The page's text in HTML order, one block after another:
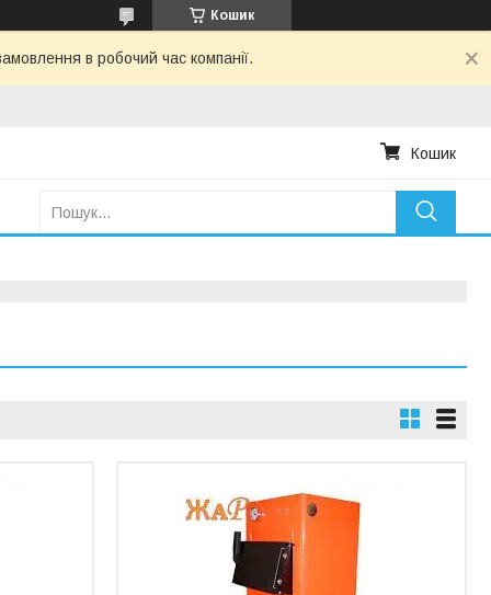
Кошик
в робочий час компанії.
Кошик